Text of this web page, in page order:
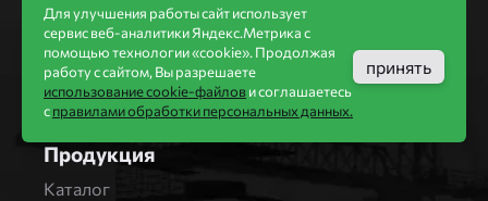
Bonolit
Завод Мстера
Вышневолоцкая керамика
Магма Керамик
Комбинат СТРОМА
Продукция
Каталог
Для улучшения работы сайт использует
сервис веб-аналитики Яндекс.Метрика с
помощью технологии «cookie». Продолжая
работу с сайтом, Вы разрешаете
использование cookie-файлови соглашаетесь
справилами обработки персональных данных.
принять